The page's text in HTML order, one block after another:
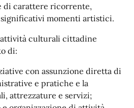
di carattere ricorrente,
momenti artistici.
culturali cittadine
di:
con assunzione diretta di
e pratiche e la
attrezzature e servizi;